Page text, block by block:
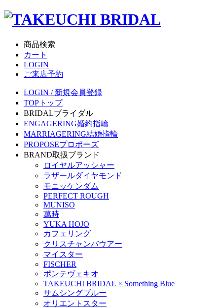
商品検索
カート
LOGIN
ご来店予約
LOGIN / 新規会員登録
TOP トップ
BRIDALブライダル
ENGAGERING婚約指輪
MARRIAGERING結婚指輪
PROPOSEプロポーズ
BRAND取扱ブランド
ロイヤルアッシャー
ラザールダイヤモンド
モニッケンダム
PERFECT ROUGH
MUNISO
萬時
YUKA HOJO
カフェリング
クリスチャンバウアー
マイスター
FISCHER
ポンテヴェキオ
TAKEUCHI BRIDAL × Something Blue
サムシングブルー
オリエントスター